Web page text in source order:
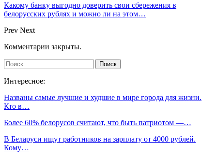
Какому банку выгодно доверить свои сбережения в
белорусских рублях и можно ли на этом…
Prev Next
Комментарии закрыты.
Интересное:
Названы самые лучшие и худшие в мире города для жизни.
Кто в…
Более 60% белорусов считают, что быть патриотом —…
В Беларуси ищут работников на зарплату от 4000 рублей.
Кому…